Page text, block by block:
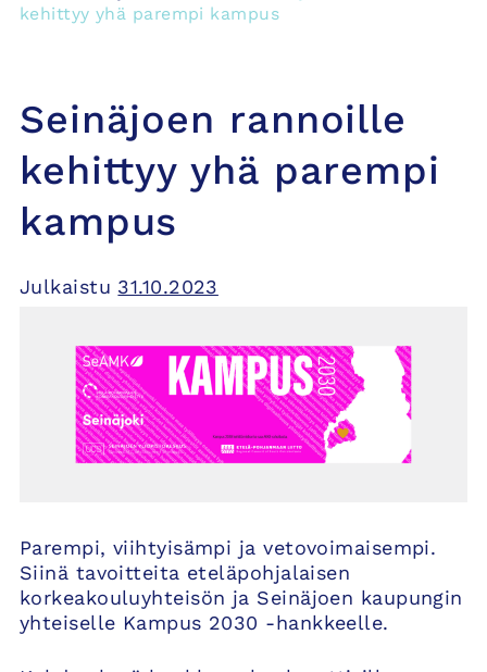
kehittyy yhä parempi kampus
Seinäjoen rannoille
kehittyy yhä parempi
kampus
Julkaistu 31.10.2023
Parempi, viihtyisämpi ja vetovoimaisempi.
Siinä tavoitteita eteläpohjalaisen
korkeakouluyhteisön ja Seinäjoen kaupungin
yhteiselle Kampus 2030 -hankkeelle.